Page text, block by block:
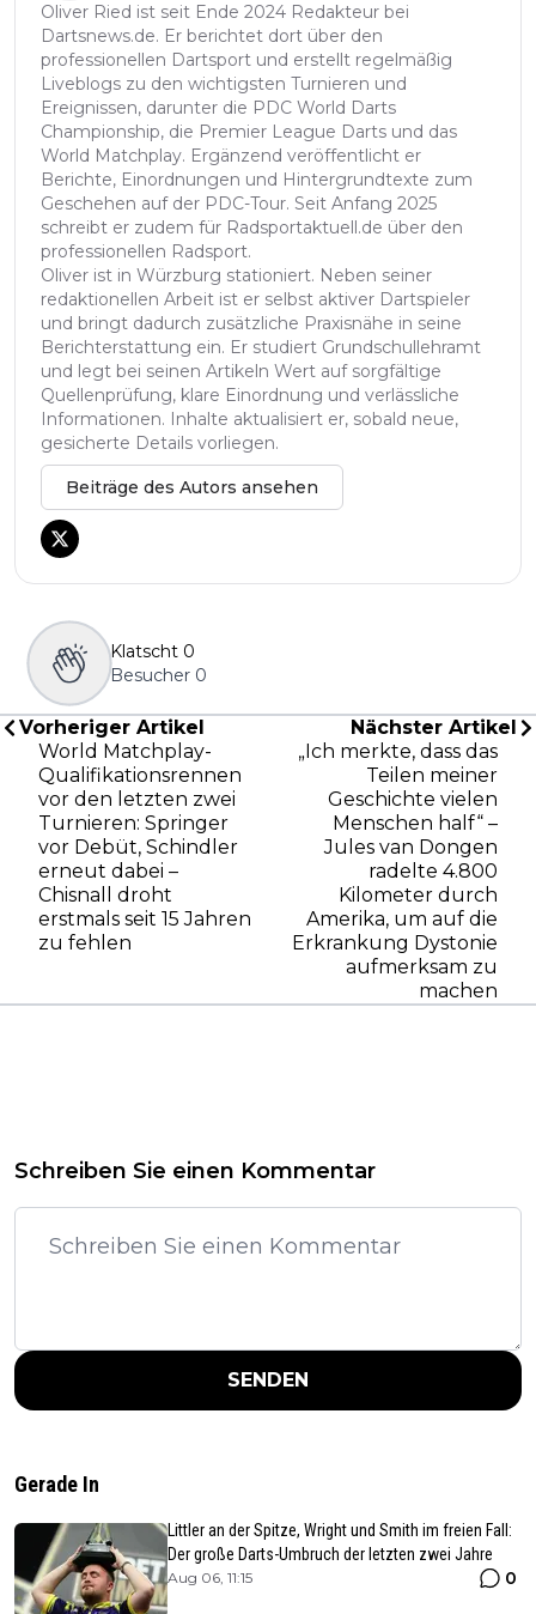
Oliver Ried ist seit Ende 2024 Redakteur bei
Dartsnews.de. Er berichtet dort über den
professionellen Dartsport und erstellt regelmäßig
Liveblogs zu den wichtigsten Turnieren und
Ereignissen, darunter die PDC World Darts
Championship, die Premier League Darts und das
World Matchplay. Ergänzend veröffentlicht er
Berichte, Einordnungen und Hintergrundtexte zum
Geschehen auf der PDC-Tour. Seit Anfang 2025
schreibt er zudem für Radsportaktuell.de über den
professionellen Radsport.
Oliver ist in Würzburg stationiert. Neben seiner
redaktionellen Arbeit ist er selbst aktiver Dartspieler
und bringt dadurch zusätzliche Praxisnähe in seine
Berichterstattung ein. Er studiert Grundschullehramt
und legt bei seinen Artikeln Wert auf sorgfältige
Quellenprüfung, klare Einordnung und verlässliche
Informationen. Inhalte aktualisiert er, sobald neue,
gesicherte Details vorliegen.
Beiträge des Autors ansehen
Klatscht 0
Besucher 0
Vorheriger Artikel
World Matchplay-
Qualifikationsrennen
vor den letzten zwei
Turnieren: Springer
vor Debüt, Schindler
erneut dabei –
Chisnall droht
erstmals seit 15 Jahren
zu fehlen
Nächster Artikel
„Ich merkte, dass das
Teilen meiner
Geschichte vielen
Menschen half“ –
Jules van Dongen
radelte 4.800
Kilometer durch
Amerika, um auf die
Erkrankung Dystonie
aufmerksam zu
machen
Schreiben Sie einen Kommentar
SENDEN
Gerade In
Littler an der Spitze, Wright und Smith im freien Fall:
Der große Darts-Umbruch der letzten zwei Jahre
Aug 06, 11:15 0